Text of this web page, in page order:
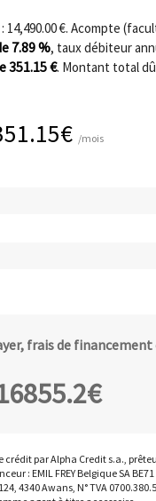
€. Acompte
7.89%, taux débiteur
351.15€. Montant total
€ /mois
frais de financement
€
par Alpha Credit s.a.,
: EMIL FREY Belgique SA BE71
4340 Awans, N° TVA